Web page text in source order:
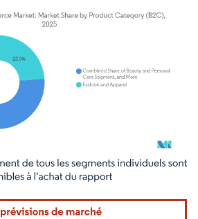
La réutilisation nécessite une attribution sous CC BY